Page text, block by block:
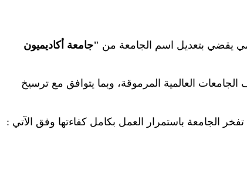
يقضي بتعديل اسم الجامعة من "جامعة أكاديميون
العالمية المرموقة، وبما يتوافق مع ترسيخ
الجامعة باستمرار العمل بكامل كفاءتها وفق الآتي :